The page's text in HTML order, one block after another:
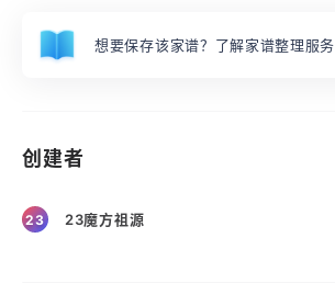
想要保存该家谱？了解家谱整理服务
创建者
23 23魔方祖源